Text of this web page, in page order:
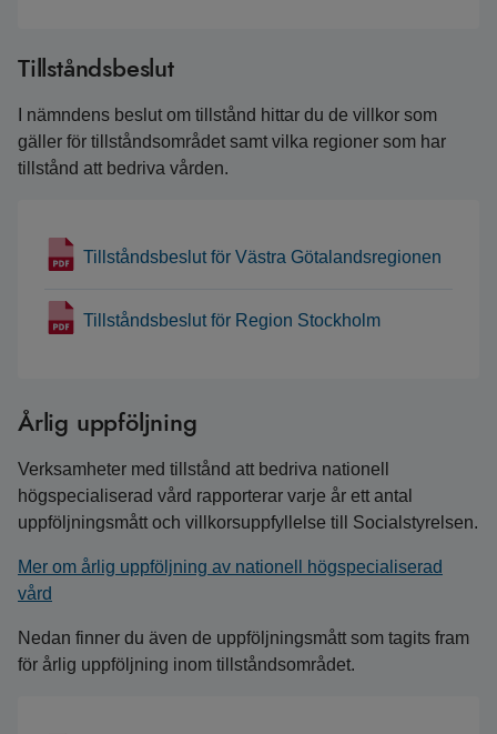
Tillståndsbeslut
I nämndens beslut om tillstånd hittar du de villkor som
gäller för tillståndsområdet samt vilka regioner som har
tillstånd att bedriva vården.
Tillståndsbeslut för Västra Götalandsregionen
Tillståndsbeslut för Region Stockholm
Årlig uppföljning
Verksamheter med tillstånd att bedriva nationell
högspecialiserad vård rapporterar varje år ett antal
uppföljningsmått och villkorsuppfyllelse till Socialstyrelsen.
Mer om årlig uppföljning av nationell högspecialiserad
vård
Nedan finner du även de uppföljningsmått som tagits fram
för årlig uppföljning inom tillståndsområdet.